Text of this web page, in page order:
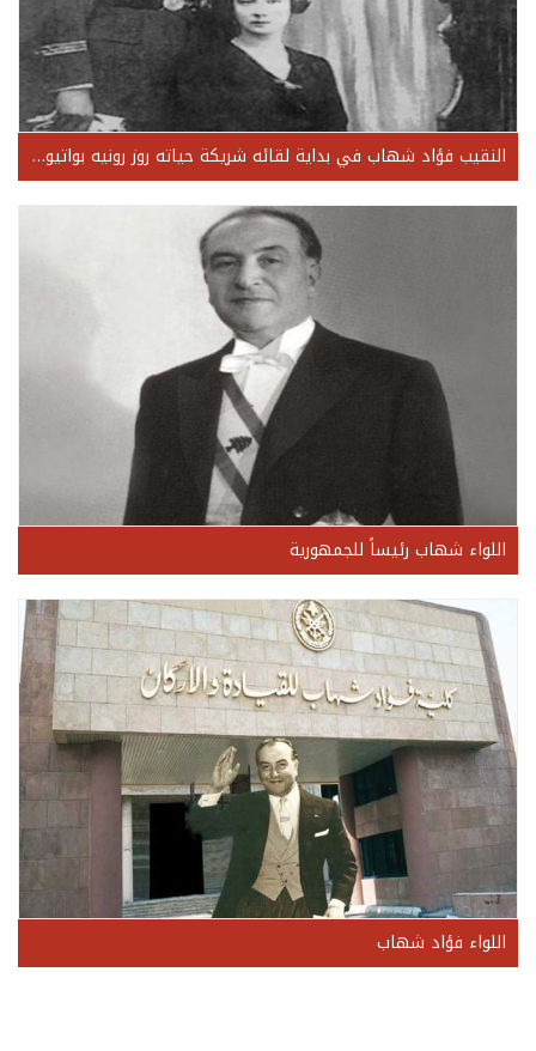
النقيب فؤاد شهاب في بداية لقائه شريكة حياته روز رونيه بواتيو ابنة زوجة المقدم الفرنسي نواريه
اللواء شهاب رئيساً للجمهورية
اللواء فؤاد شهاب